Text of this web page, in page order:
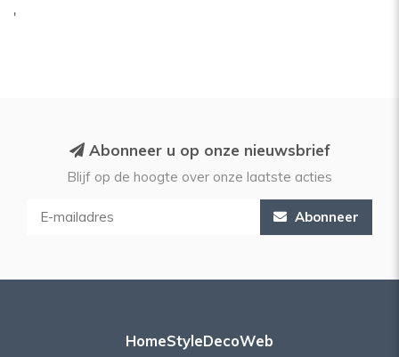
'
Abonneer u op onze nieuwsbrief
Blijf op de hoogte over onze laatste acties
Abonneer
HomeStyleDecoWeb